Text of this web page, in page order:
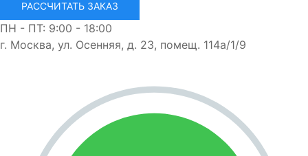
РАССЧИТАТЬ ЗАКАЗ
ПН - ПТ: 9:00 - 18:00
г. Москва, ул. Осенняя, д. 23, помещ. 114а/1/9